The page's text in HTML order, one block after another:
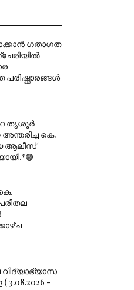
ഗതാഗത
തൃശൂർ
കെ.
ആലീസ്
-